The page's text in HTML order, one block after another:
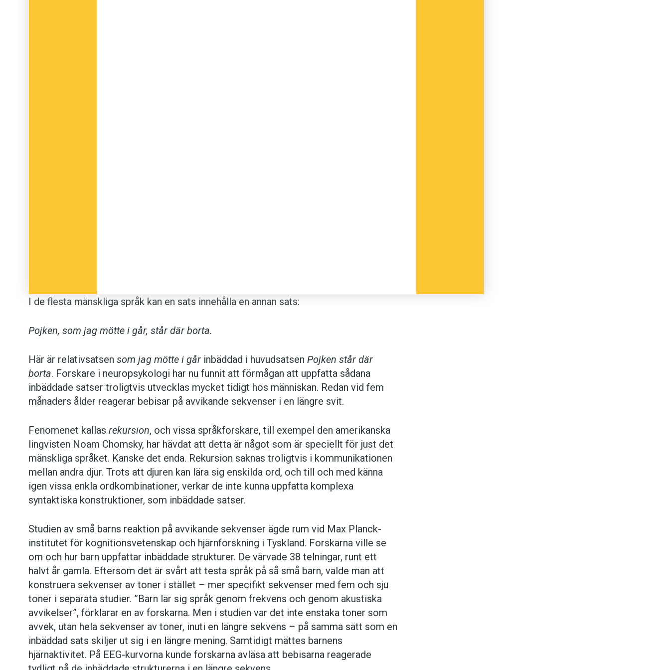
I de flesta mänskliga språk kan en sats innehålla en annan sats:
Pojken, som jag mötte i går, står där borta.
Här är relativsatsen som jag mötte i går inbäddad i huvudsatsen Pojken står där
borta. Forskare i neuropsykologi har nu funnit att förmågan att uppfatta sådana
inbäddade satser troligtvis utvecklas mycket tidigt hos människan. Redan vid fem
månaders ålder reagerar bebisar på avvikande sekvenser i en längre svit.
Fenomenet kallas rekursion, och vissa språkforskare, till exempel den amerikanska
lingvisten Noam Chomsky, har hävdat att detta är något som är speciellt för just det
mänskliga språket. Kanske det enda. Rekursion saknas troligtvis i kommunikationen
mellan andra djur. Trots att djuren kan lära sig enskilda ord, och till och med känna
igen vissa enkla ordkombinationer, verkar de inte kunna uppfatta komplexa
syntaktiska konstruktioner, som inbäddade satser.
Studien av små barns reaktion på avvikande sekvenser ägde rum vid Max Planck-
institutet för kognitionsvetenskap och hjärnforskning i Tyskland. Forskarna ville se
om och hur barn uppfattar inbäddade strukturer. De värvade 38 telningar, runt ett
halvt år gamla. Eftersom det är svårt att testa språk på så små barn, valde man att
konstruera sekvenser av toner i stället – mer specifikt sekvenser med fem och sju
toner i separata studier. ”Barn lär sig språk genom frekvens och genom akustiska
avvikelser”, förklarar en av forskarna. Men i studien var det inte enstaka toner som
avvek, utan hela sekvenser av toner, inuti en längre sekvens – på samma sätt som en
inbäddad sats skiljer ut sig i en längre mening. Samtidigt mättes barnens
hjärnaktivitet. På EEG-kurvorna kunde forskarna avläsa att bebisarna reagerade